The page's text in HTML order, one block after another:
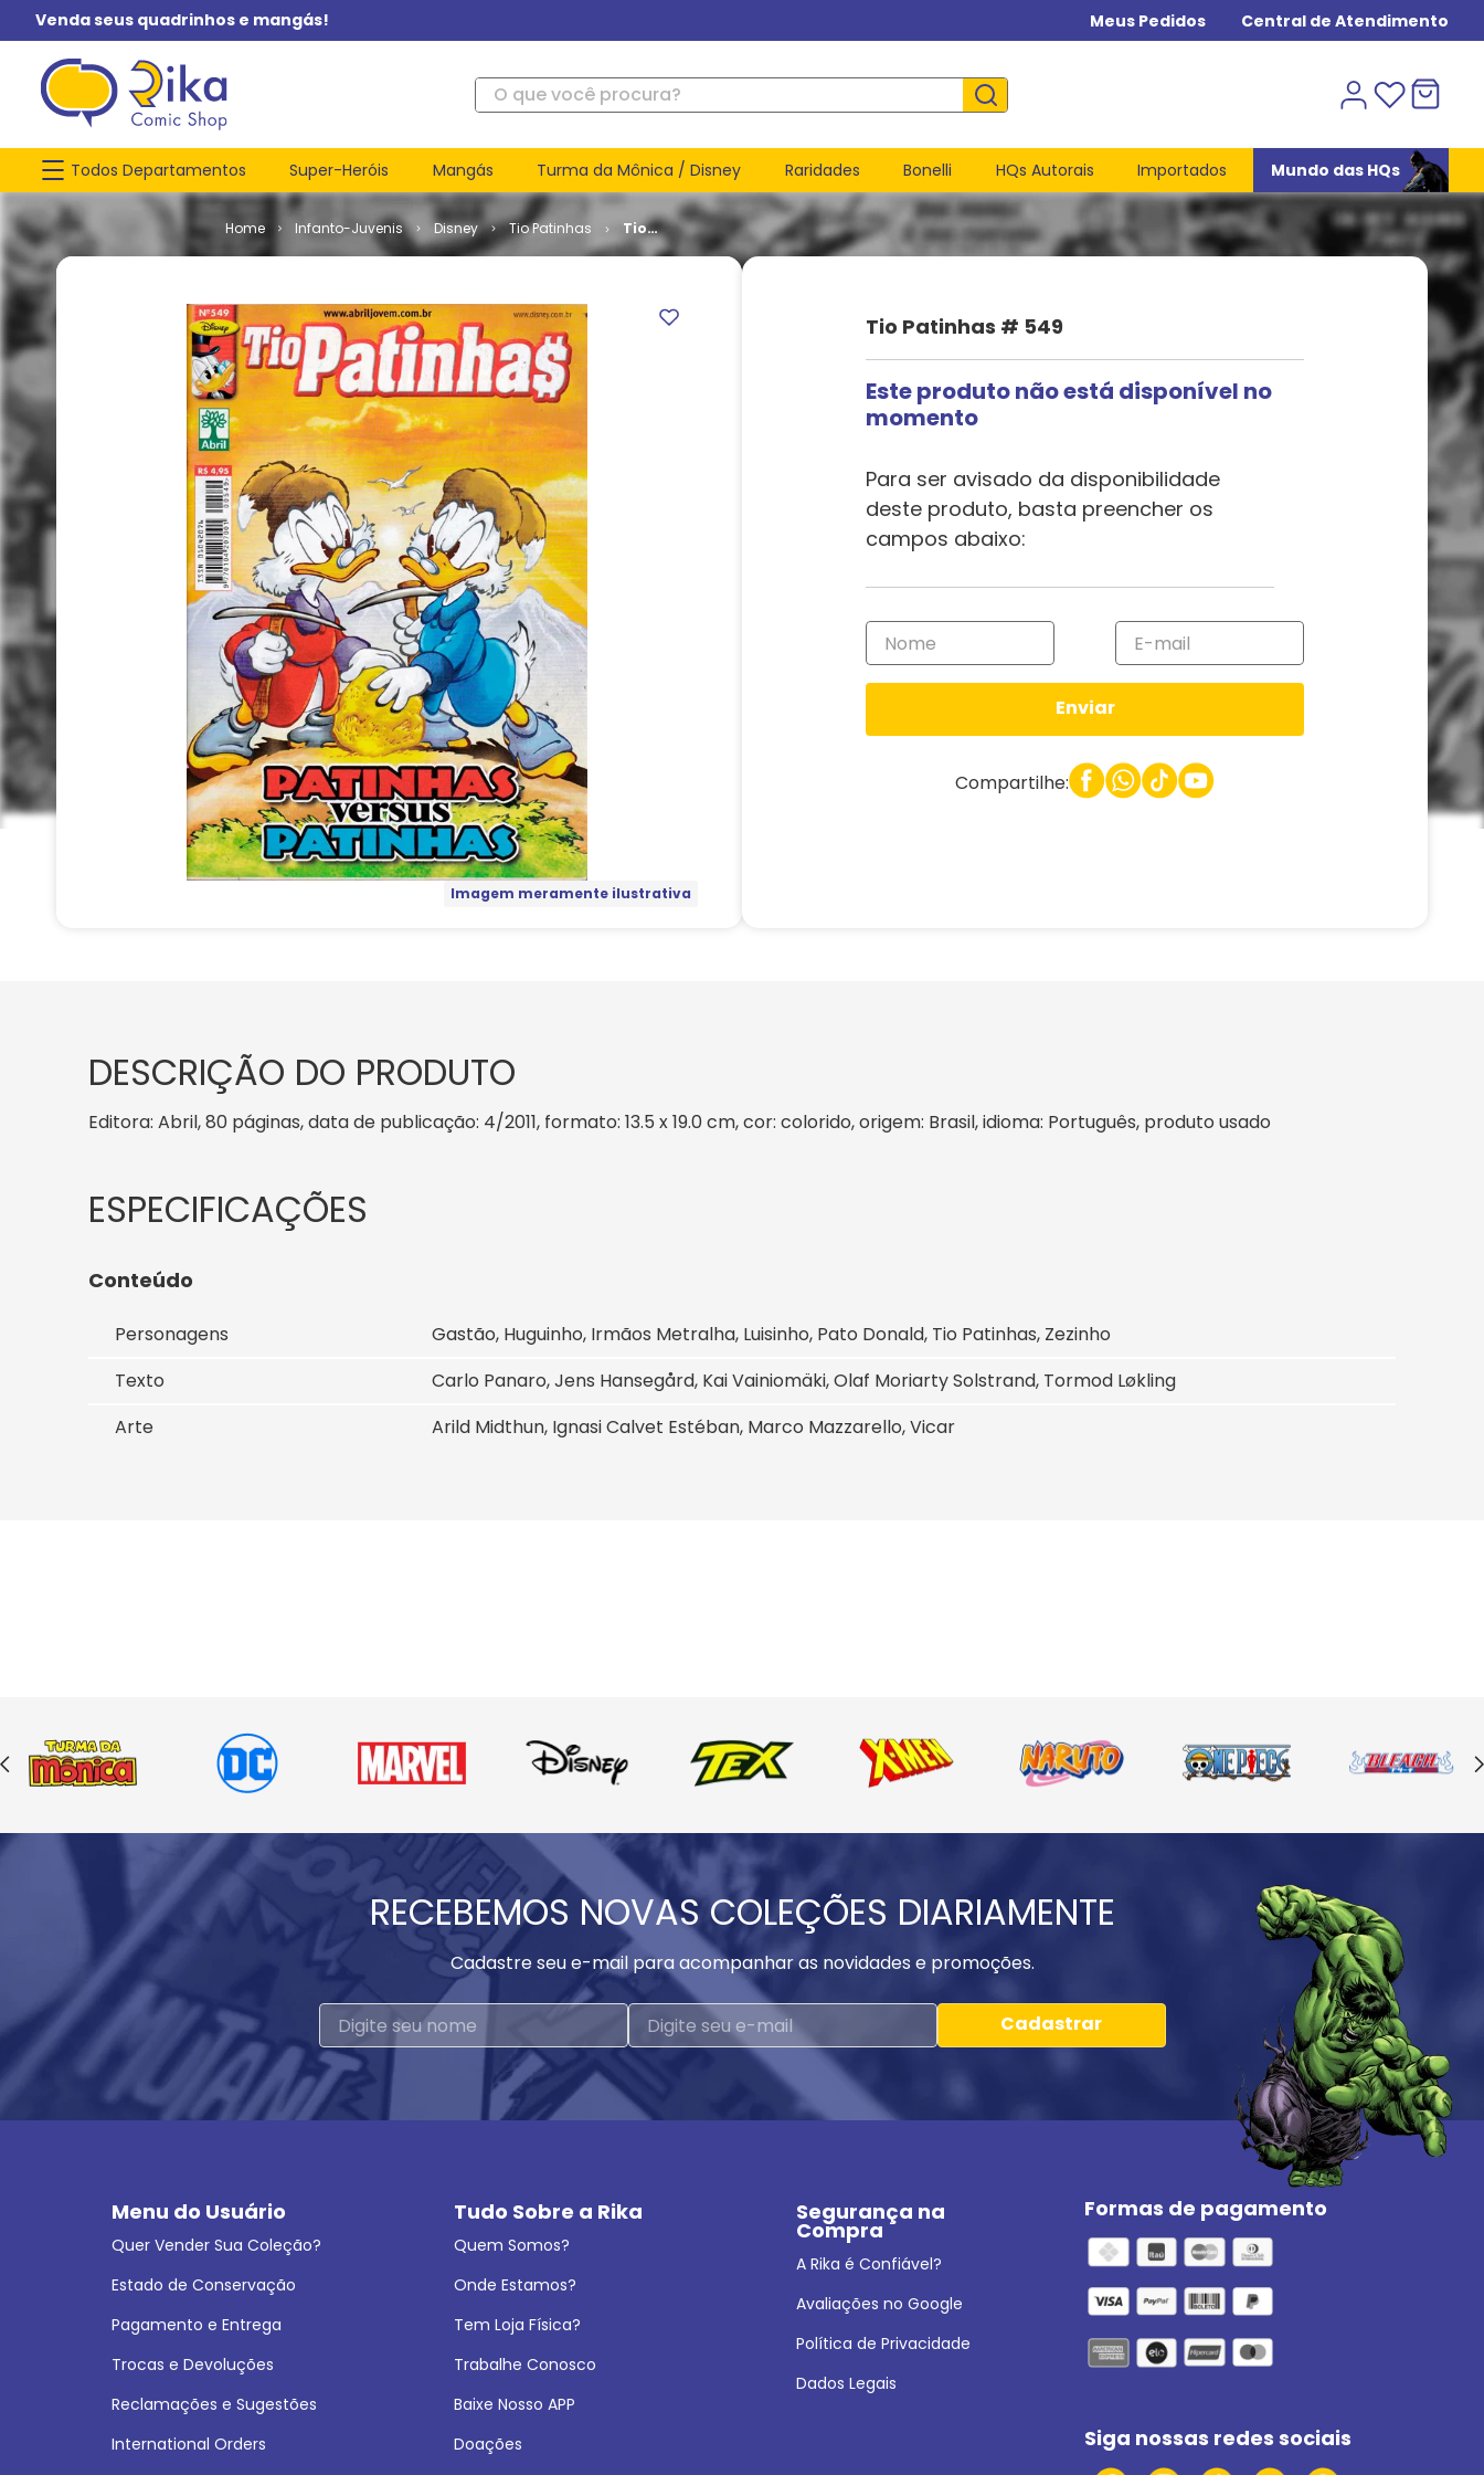
Venda seus quadrinhos e mangás! Meus Pedidos Central de Atendimento
O que você procura?
Todos Departamentos Super-Heróis Mangás Turma da Mônica / Disney Raridades Bonelli HQs Autorais Importados Mundo das HQs
Infanto-Juvenis Disney Tio Patinhas
Tio
Patinhas #
Imagem meramente ilustrativa
Tio Patinhas # 549
Este produto não está disponível no
momento
Para ser avisado da disponibilidade
deste produto, basta preencher os
campos abaixo:
Enviar
Compartilhe:
DESCRIÇÃO DO PRODUTO
Editora: Abril, 80 páginas, data de publicação: 4/2011, formato: 13.5 x 19.0 cm, cor: colorido, origem: Brasil, idioma: Português, produto usado
Conteúdo
Personagens
Gastão, Huguinho, Irmãos Metralha, Luisinho, Pato Donald, Tio Patinhas, Zezinho
Texto
Carlo Panaro, Jens Hansegård, Kai Vainiomäki, Olaf Moriarty Solstrand, Tormod Løkling
Arte
Arild Midthun, Ignasi Calvet Estéban, Marco Mazzarello, Vicar
RECEBEMOS NOVAS COLEÇÕES DIARIAMENTE
Cadastre seu e-mail para acompanhar as novidades e promoções.
Cadastrar
Menu do Usuário
Quer Vender Sua Coleção?
Estado de Conservação
Pagamento e Entrega
Trocas e Devoluções
Reclamações e Sugestões
International Orders
Tudo Sobre a Rika
Quem Somos?
Onde Estamos?
Tem Loja Física?
Trabalhe Conosco
Baixe Nosso APP
Doações
Segurança na
Compra
A Rika é Confiável?
Avaliações no Google
Política de Privacidade
Dados Legais
Formas de pagamento
Siga nossas redes sociais